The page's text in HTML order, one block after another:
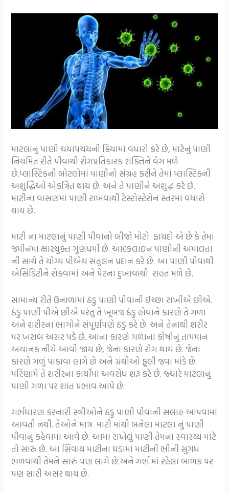
માટલાનું પાણી ચયાપચયની ક્રિયામાં વધારો કરે છે, માટેનું પાણી
નિયમિત રીતે પીવાથી રોગપ્રતિકારક શક્તિને વેગ મળે
છે.પ્લાસ્ટિકની બોટલોમાં પાણીનો સંગ્રહ કરીને તેમાં પ્લાસ્ટિકની
અશુદ્ધિઓ એકત્રિત થાય છે. અને તે પાણીને અશુદ્ધ કરે છે.
માટીના વાસણમાં પાણી રાખવાથી ટેસ્ટોસ્ટેરોન સ્તરમાં વધારો
થાય છે.
માટી ના માટલાનું પાણી પીવાનો બીજો મોટો ફાયદો એ છે કે તેમાં
જમીનમાં ક્ષારયુક્ત ગુણધર્મો છે. આલ્કલાઇન પાણીની અમાલતા
ની સાથે તે યોગ્ય પીએચ સંતુલન પ્રદાન કરે છે. આ પાણી પીવાથી
એસિડિટીને રોકવામાં અને પેટના દુખાવાથી રાહત મળે છે.
સામાન્ય રીતે ઉનાળામાં ઠંડુ પાણી પીવાની ઈચ્છા રાખીએ છીએ.
ઠંડુ પાણી પીએ છીએ પરંતુ તે ખૂબજ ઠંડુ હોવાને કારણે તે ગળા
અને શરીરના ભાગોને સંપૂર્ણપણે ઠંડુ કરે છે. અને તેનાથી શરીર
પર ખરાબ અસર પડે છે. આના કારણે ગળાના કોષોનું તાપમાન
અચાનક નીચે આવી જાય છે, જેના કારણે રોગ થાય છે. જેના
કારણે ગળું પાકાવા લાગે છે અને ગ્રંથીઓ ફૂલી જવા માંડે છે.
પરિણામે તે શરીરના કાર્યોમાં અવરોધ શરૂ કરે છે. જ્યારે માટલાનું
પાણી ગળા પર શાંત પ્રભાવ આપે છે.
ગર્ભધારણ કરનારી સ્ત્રીઓને ઠંડુ પાણી પીવાની સલાહ આપવામાં
આવતી નથી. તેઓને માત્ર માટી માંથી બનેલા માટલા નું પાણી
પીવાનું કહેવામાં આવે છે. આમાં રાખેલું પાણી તેમના સ્વાસ્થ્ય માટે
તો સારું છે. આ સિવાય માટીના ઘડામાં માટીની ભીની સુગંધ
ભળવાથી તેમને સારું પણ લાગે છે.અને ગર્ભ માં રહેલા બાળક પર
પણ સારી અસર થાય છે.